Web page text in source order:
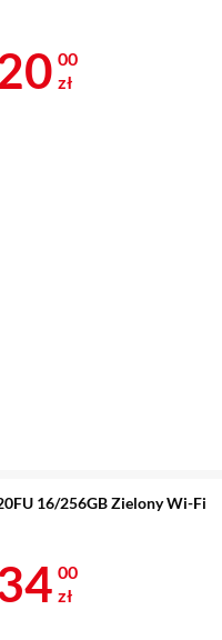
2 220 zł
00
zł
16/256GB Zielony Wi-Fi
2 334 zł
00
zł